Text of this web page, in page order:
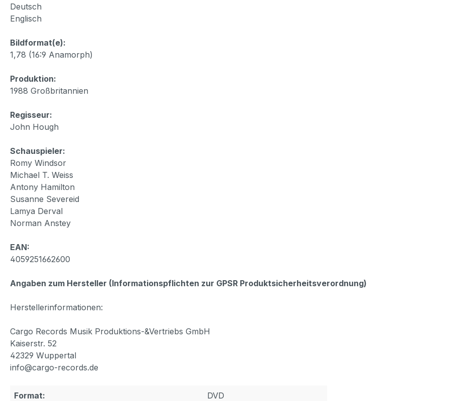
Deutsch
Englisch
Bildformat(e):
1,78 (16:9 Anamorph)
Produktion:
1988 Großbritannien
Regisseur:
John Hough
Schauspieler:
Romy Windsor
Michael T. Weiss
Antony Hamilton
Susanne Severeid
Lamya Derval
Norman Anstey
EAN:
4059251662600
Angaben zum Hersteller (Informationspflichten zur GPSR Produktsicherheitsverordnung)
Herstellerinformationen:
Cargo Records Musik Produktions-&Vertriebs GmbH
Kaiserstr. 52
42329 Wuppertal
info@cargo-records.de
Format: DVD